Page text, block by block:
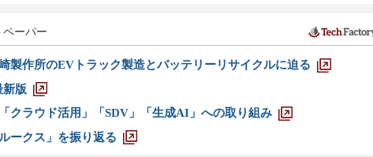
ペーパー
製作所のEVトラック製造とバッテリーリサイクルに迫る
新版
クラウド活用」「SDV」「生成AI」への取り組み
ークス」を振り返る